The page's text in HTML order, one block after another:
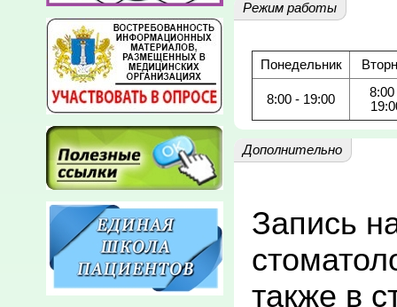
Режим работы
Понедельник
8:00 - 19:00
8:00
Дополнительно
Запись
также в